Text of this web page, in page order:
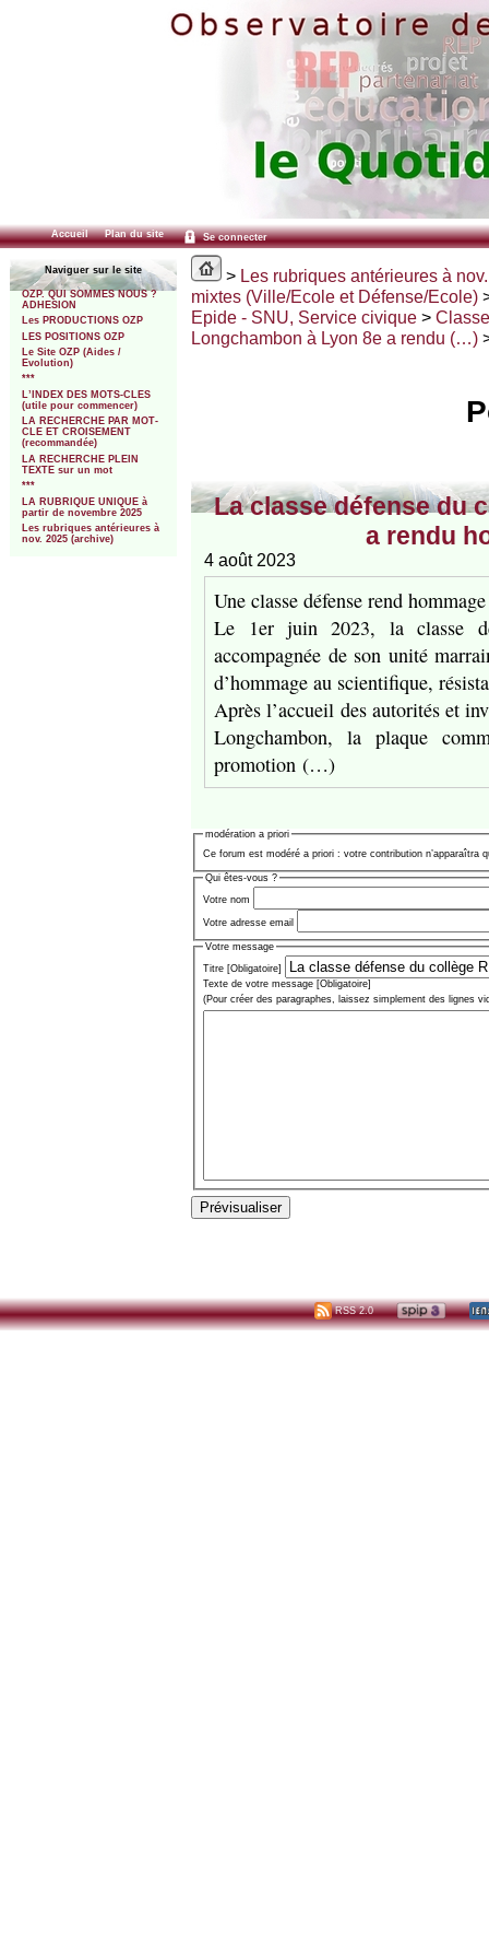
Accueil Plan du site Se connecter
Naviguer sur le site
OZP. QUI SOMMES NOUS ?
ADHESION
Les PRODUCTIONS OZP
LES POSITIONS OZP
Le Site OZP (Aides /
Evolution)
***
L’INDEX DES MOTS-CLES
(utile pour commencer)
LA RECHERCHE PAR MOT-
CLE ET CROISEMENT
(recommandée)
LA RECHERCHE PLEIN
TEXTE sur un mot
***
LA RUBRIQUE UNIQUE à
partir de novembre 2025
Les rubriques antérieures à
nov. 2025 (archive)
> Les rubriques antérieures à
mixtes (Ville/Ecole et Défense/Ecole)
Epide - SNU, Service civique>
Longchambon à Lyon 8e a rendu (…)
La classe défense du
a rendu
4 août 2023
Une classe défense rend
Le 1er juin 2023, la classe
accompagnée de son unité
d’hommage au scientifique,
Après l’accueil des autorités et
Longchambon, la plaque
promotion (…)
modération a priori
Ce forum est modéré a priori : votre contribution n’apparaîtra
Qui êtes-vous ?
Votre nom
Votre adresse email
Votre message
Titre [Obligatoire]
Texte de votre message [Obligatoire]
(Pour créer des paragraphes, laissez simplement des lignes
RSS 2.0